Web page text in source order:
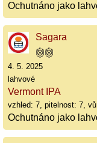
Ochutnáno jako
Sagara
4. 5. 2025
lahvové
Vermont IPA
vzhled: 7, pitelnost: 7,
Ochutnáno jako